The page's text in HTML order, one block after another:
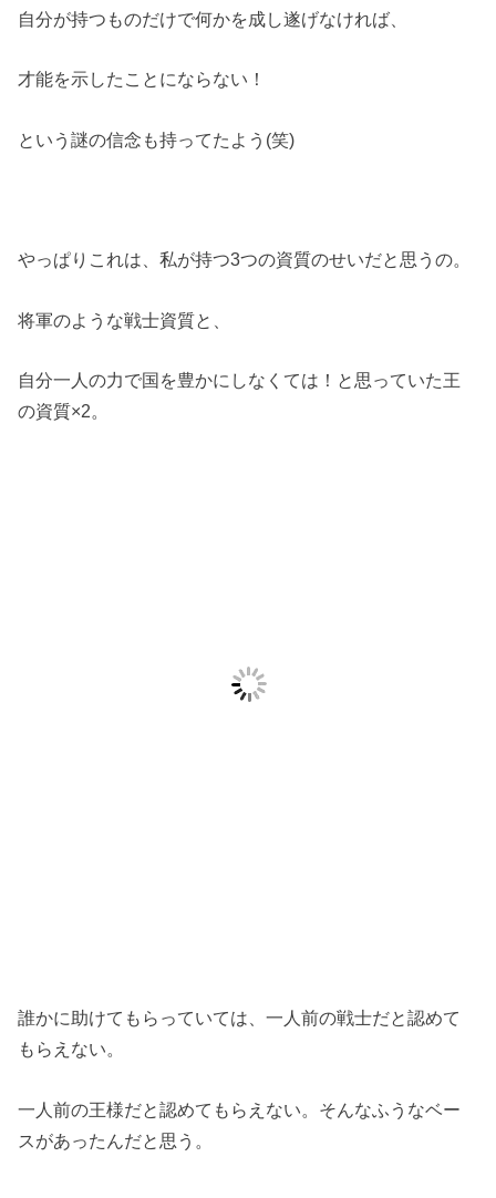
自分が持つものだけで何かを成し遂げなければ、
才能を示したことにならない！
という謎の信念も持ってたよう(笑)
やっぱりこれは、私が持つ3つの資質のせいだと思うの。
将軍のような戦士資質と、
自分一人の力で国を豊かにしなくては！と思っていた王
の資質×2。
誰かに助けてもらっていては、一人前の戦士だと認めて
もらえない。
一人前の王様だと認めてもらえない。そんなふうなベー
スがあったんだと思う。